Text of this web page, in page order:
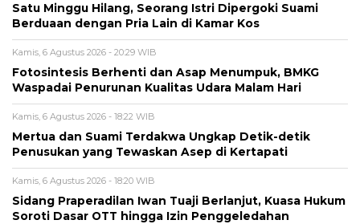
Satu Minggu Hilang, Seorang Istri Dipergoki Suami
Berduaan dengan Pria Lain di Kamar Kos
Kamis, 6 Agustus 2026 - 20:29 WIB
Fotosintesis Berhenti dan Asap Menumpuk, BMKG
Waspadai Penurunan Kualitas Udara Malam Hari
Kamis, 6 Agustus 2026 - 18:22 WIB
Mertua dan Suami Terdakwa Ungkap Detik-detik
Penusukan yang Tewaskan Asep di Kertapati
Kamis, 6 Agustus 2026 - 18:20 WIB
Sidang Praperadilan Iwan Tuaji Berlanjut, Kuasa Hukum
Soroti Dasar OTT hingga Izin Penggeledahan